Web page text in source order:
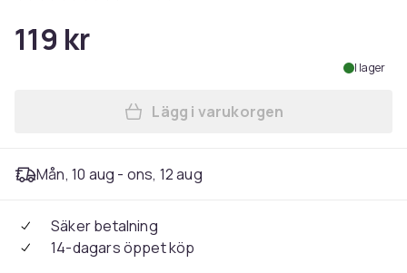
119 kr
I lager
Lägg till Insidan ut 2 /
Lägg i varukorgen
Mån, 10 aug - ons, 12 aug
Säker betalning
14-dagars öppet köp